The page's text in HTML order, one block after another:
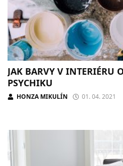
JAK BARVY V INTERIÉRU
PSYCHIKU
HONZA MIKULÍN 01. 04. 2021